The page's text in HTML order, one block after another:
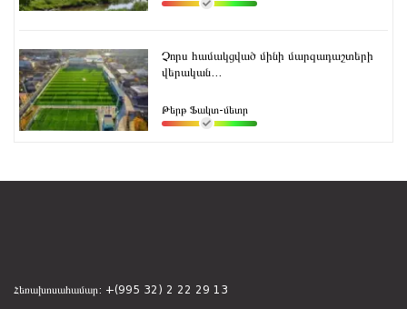
Չորս համակցված մինի մարզադաշտերի
վերական...
Թերթ Ֆակտ-մետր
Հեռախոսահամար: +(995 32) 2 22 29 13